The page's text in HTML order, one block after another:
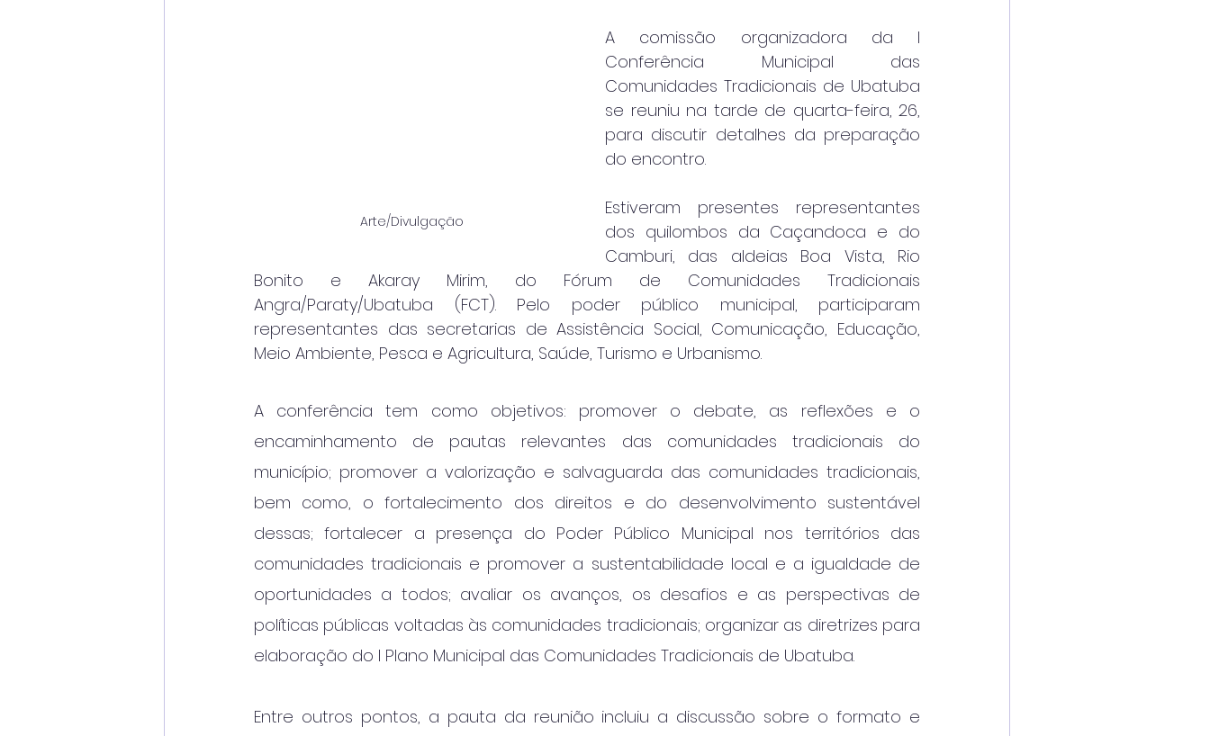
Arte/Divulgação
A comissão organizadora da I
Conferência Municipal das
Comunidades Tradicionais de Ubatuba
se reuniu na tarde de quarta-feira, 26,
para discutir detalhes da preparação
do encontro.
Estiveram presentes representantes
dos quilombos da Caçandoca e do
Camburi, das aldeias Boa Vista, Rio
Bonito e Akaray Mirim, do Fórum de Comunidades Tradicionais
Angra/Paraty/Ubatuba (FCT). Pelo poder público municipal, participaram
representantes das secretarias de Assistência Social, Comunicação, Educação,
Meio Ambiente, Pesca e Agricultura, Saúde, Turismo e Urbanismo.
A conferência tem como objetivos: promover o debate, as reflexões e o
encaminhamento de pautas relevantes das comunidades tradicionais do
município; promover a valorização e salvaguarda das comunidades tradicionais,
bem como, o fortalecimento dos direitos e do desenvolvimento sustentável
dessas; fortalecer a presença do Poder Público Municipal nos territórios das
comunidades tradicionais e promover a sustentabilidade local e a igualdade de
oportunidades a todos; avaliar os avanços, os desafios e as perspectivas de
políticas públicas voltadas às comunidades tradicionais; organizar as diretrizes para
elaboração do I Plano Municipal das Comunidades Tradicionais de Ubatuba.
Entre outros pontos, a pauta da reunião incluiu a discussão sobre o formato e